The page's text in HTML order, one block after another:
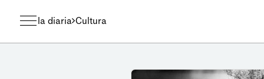
la diaria Cultura